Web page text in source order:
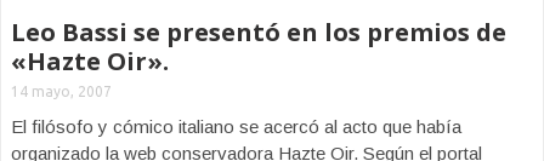
Leo Bassi se presentó en los premios de
«Hazte Oir».
14 mayo, 2007
El filósofo y cómico italiano se acercó al acto que había
organizado la web conservadora Hazte Oir. Según el portal